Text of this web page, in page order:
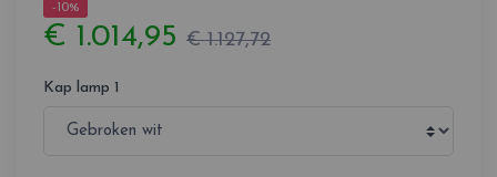
-10%
€ 1.014,95 € 1.127,72
Kap lamp 1